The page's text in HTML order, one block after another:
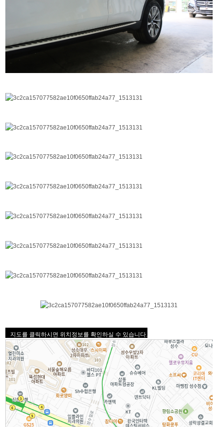
지도를 클릭하시면 위치정보를 확인하실 수 있습니다.